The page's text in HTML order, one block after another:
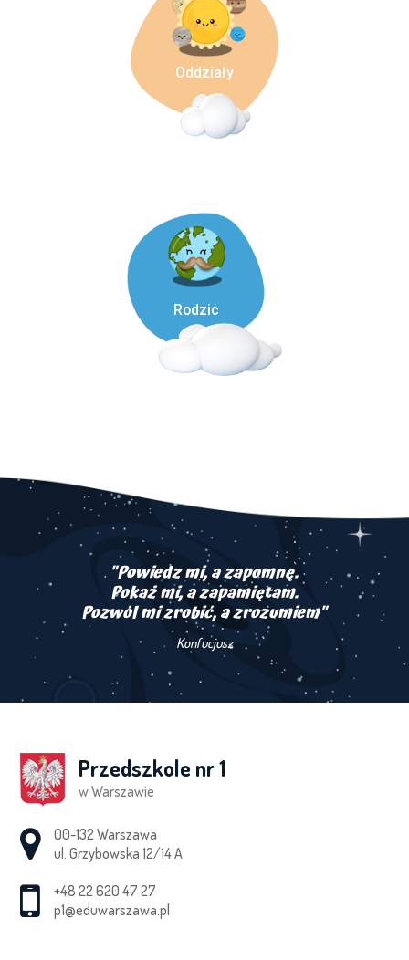
Oddziały
Rodzic
"Powiedz mi, a zapomnę.
Pokaż mi, a zapamiętam.
Pozwól mi zrobić, a zrozumiem"
Konfucjusz
Przedszkole nr 1
w Warszawie
Adres pocztowy:
00-132 Warszawa
ul. Grzybowska 12/14 A
+48 22 620 47 27
p1@eduwarszawa.pl